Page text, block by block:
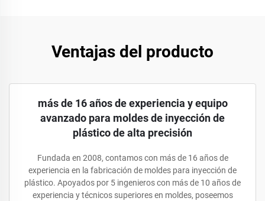
Ventajas del producto
más de 16 años de experiencia y equipo
avanzado para moldes de inyección de
plástico de alta precisión
Fundada en 2008, contamos con más de 16 años de
experiencia en la fabricación de moldes para inyección de
plástico. Apoyados por 5 ingenieros con más de 10 años de
experiencia y técnicos superiores en moldes, poseemos